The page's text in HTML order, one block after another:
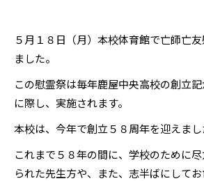
５月１８日（月）本校体育館で亡師亡
ました。
この慰霊祭は毎年鹿屋中央高校の創立記
に際し、実施されます。
本校は、今年で創立５８周年を迎えまし
これまで５８年の間に、学校のために
られた先生方や、また、志半ばにして